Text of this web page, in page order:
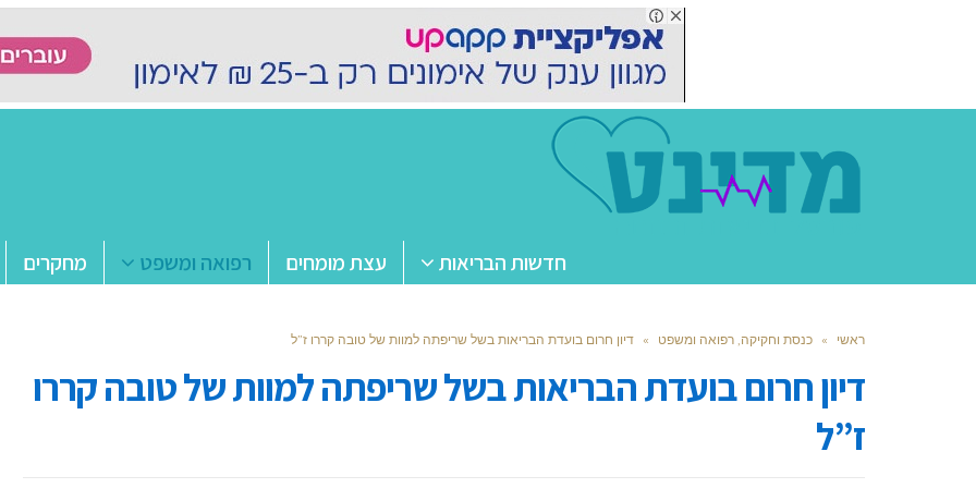
חדשות הבריאות עצת מומחים רפואה ומשפט מחקרים
ראשי » כנסת וחקיקה, רפואה ומשפט » דיון חרום בועדת הבריאות בשל שריפתה למוות של טובה קררו ז”ל
דיון חרום בועדת הבריאות בשל שריפתה למוות של טובה קררו
ז”ל